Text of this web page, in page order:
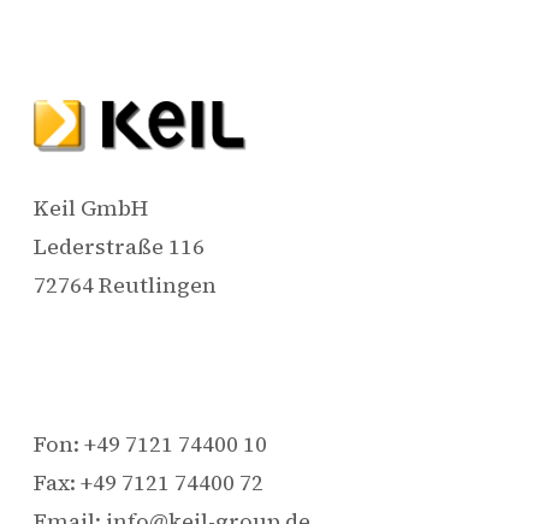
Keil GmbH
Lederstraße 116
72764 Reutlingen
Fon: +49 7121 74400 10
Fax: +49 7121 74400 72